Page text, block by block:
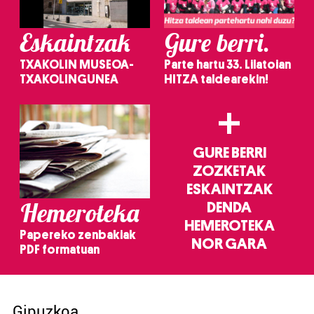
Eskaintzak
TXAKOLIN MUSEOA-
TXAKOLINGUNEA
Gure berri.
Parte hartu 33. Lilatoian
HITZA taldearekin!
Hemeroteka
Papereko zenbakiak
PDF formatuan
+
GURE BERRI
ZOZKETAK
ESKAINTZAK
DENDA
HEMEROTEKA
NOR GARA